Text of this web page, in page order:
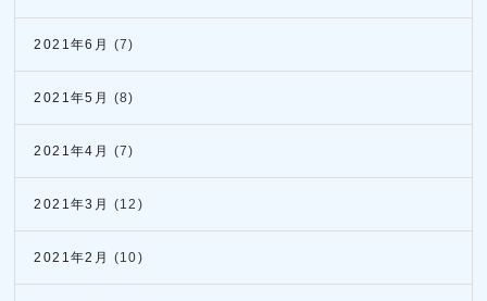
2021年6月 (7)
2021年5月 (8)
2021年4月 (7)
2021年3月 (12)
2021年2月 (10)